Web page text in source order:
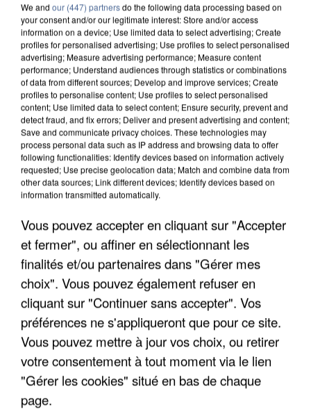
DE FAUNE SAUVAGE SONT...
We and our (447) partnersdo the following data processing based on
your consent and/or our legitimate interest: Store and/or access
information on a device; Use limited data to select advertising; Create
profiles for personalised advertising; Use profiles to select personalised
advertising; Measure advertising performance; Measure content
performance; Understand audiences through statistics or combinations
of data from different sources; Develop and improve services; Create
profiles to personalise content; Use profiles to select personalised
content; Use limited data to select content; Ensure security, prevent and
detect fraud, and fix errors; Deliver and present advertising and content;
Save and communicate privacy choices. These technologies may
process personal data such as IP address and browsing data to offer
following functionalities: Identify devices based on information actively
requested; Use precise geolocation data; Match and combine data from
other data sources; Link different devices; Identify devices based on
information transmitted automatically.
Vous pouvez accepter en cliquant sur "Accepter
et fermer", ou affiner en sélectionnant les
finalités et/ou partenaires dans "Gérer mes
choix". Vous pouvez également refuser en
cliquant sur "Continuer sans accepter". Vos
préférences ne s'appliqueront que pour ce site.
Vous pouvez mettre à jour vos choix, ou retirer
votre consentement à tout moment via le lien
"Gérer les cookies" situé en bas de chaque
page.